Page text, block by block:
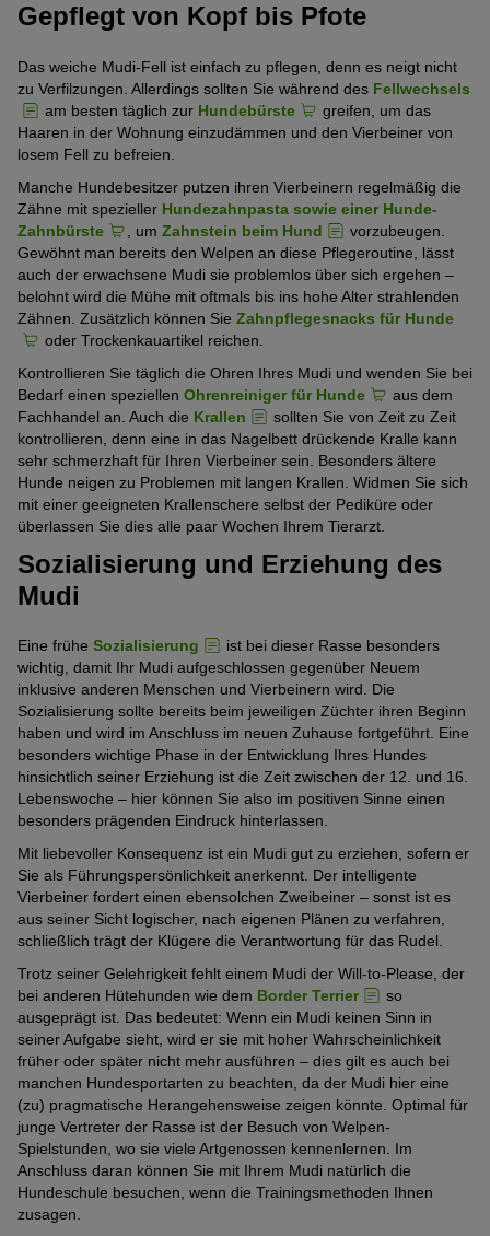
Gepflegt von Kopf bis Pfote
Das weiche Mudi-Fell ist einfach zu pflegen, denn es neigt nicht
zu Verfilzungen. Allerdings sollten Sie während des Fellwechsels
am besten täglich zur Hundebürste
greifen, um das
Haaren in der Wohnung einzudämmen und den Vierbeiner von
losem Fell zu befreien.
Manche Hundebesitzer putzen ihren Vierbeinern regelmäßig die
Zähne mit spezieller Hundezahnpasta sowie einer Hunde-
Zahnbürste
, um Zahnstein beim Hund
vorzubeugen.
Gewöhnt man bereits den Welpen an diese Pflegeroutine, lässt
auch der erwachsene Mudi sie problemlos über sich ergehen –
belohnt wird die Mühe mit oftmals bis ins hohe Alter strahlenden
Zähnen. Zusätzlich können Sie Zahnpflegesnacks für Hunde
oder Trockenkauartikel reichen.
Kontrollieren Sie täglich die Ohren Ihres Mudi und wenden Sie bei
Bedarf einen speziellen Ohrenreiniger für Hunde
aus dem
Fachhandel an. Auch die Krallen
sollten Sie von Zeit zu Zeit
kontrollieren, denn eine in das Nagelbett drückende Kralle kann
sehr schmerzhaft für Ihren Vierbeiner sein. Besonders ältere
Hunde neigen zu Problemen mit langen Krallen. Widmen Sie sich
mit einer geeigneten Krallenschere selbst der Pediküre oder
überlassen Sie dies alle paar Wochen Ihrem Tierarzt.
Sozialisierung und Erziehung des
Mudi
Eine frühe Sozialisierung
ist bei dieser Rasse besonders
wichtig, damit Ihr Mudi aufgeschlossen gegenüber Neuem
inklusive anderen Menschen und Vierbeinern wird. Die
Sozialisierung sollte bereits beim jeweiligen Züchter ihren Beginn
haben und wird im Anschluss im neuen Zuhause fortgeführt. Eine
besonders wichtige Phase in der Entwicklung Ihres Hundes
hinsichtlich seiner Erziehung ist die Zeit zwischen der 12. und 16.
Lebenswoche – hier können Sie also im positiven Sinne einen
besonders prägenden Eindruck hinterlassen.
Mit liebevoller Konsequenz ist ein Mudi gut zu erziehen, sofern er
Sie als Führungspersönlichkeit anerkennt. Der intelligente
Vierbeiner fordert einen ebensolchen Zweibeiner – sonst ist es
aus seiner Sicht logischer, nach eigenen Plänen zu verfahren,
schließlich trägt der Klügere die Verantwortung für das Rudel.
Trotz seiner Gelehrigkeit fehlt einem Mudi der Will-to-Please, der
bei anderen Hütehunden wie dem Border Terrier
so
ausgeprägt ist. Das bedeutet: Wenn ein Mudi keinen Sinn in
seiner Aufgabe sieht, wird er sie mit hoher Wahrscheinlichkeit
früher oder später nicht mehr ausführen – dies gilt es auch bei
manchen Hundesportarten zu beachten, da der Mudi hier eine
(zu) pragmatische Herangehensweise zeigen könnte. Optimal für
junge Vertreter der Rasse ist der Besuch von Welpen-
Spielstunden, wo sie viele Artgenossen kennenlernen. Im
Anschluss daran können Sie mit Ihrem Mudi natürlich die
Hundeschule besuchen, wenn die Trainingsmethoden Ihnen
zusagen.